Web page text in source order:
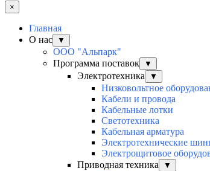
×
Главная
О нас
▼
ООО "Альпарк"
Программа поставок
▼
Электротехника ▼
Низковольтное
Кабели и провода
Кабельные лотки
Светотехника
Кабельная арматура
Электротехнические
Электрощитовое
Приводная техника
▼